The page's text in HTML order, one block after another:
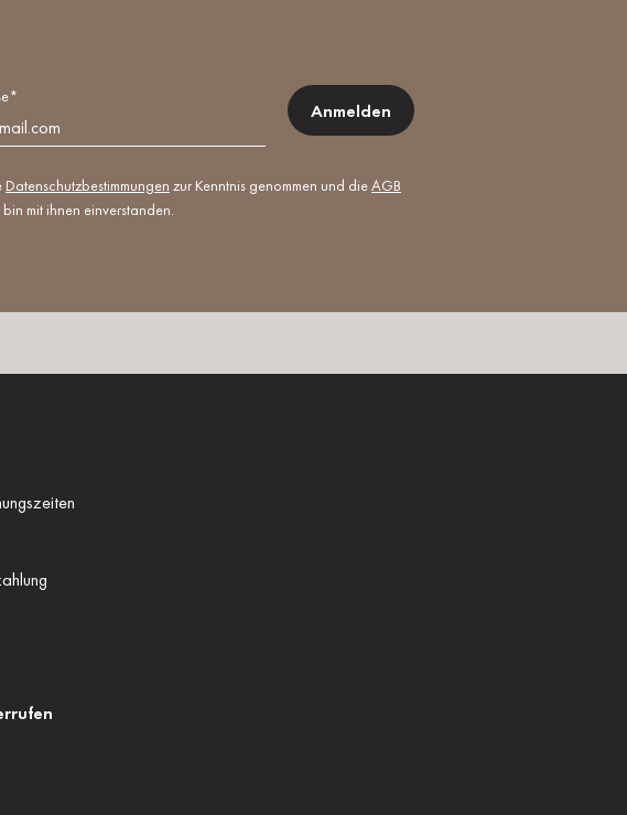
Anmelden
Datenschutzbestimmungen zur Kenntnis genommen und dieAGB
mit ihnen einverstanden.